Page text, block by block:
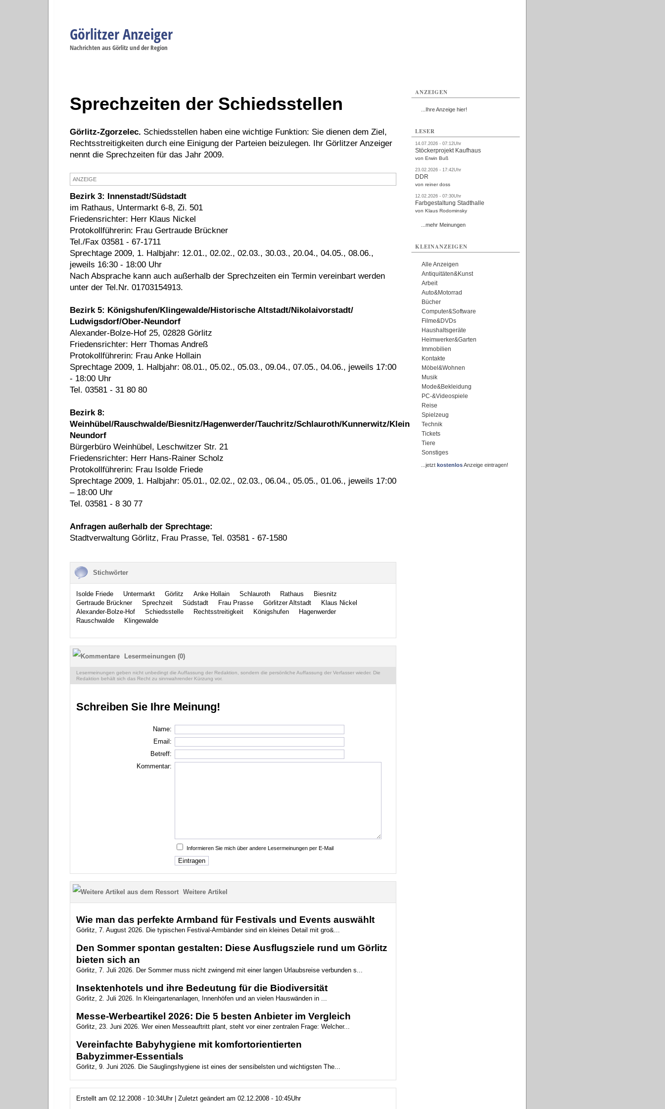
Görlitzer Anzeiger
Nachrichten aus Görlitz und der Region
Sprechzeiten der Schiedsstellen
Görlitz-Zgorzelec. Schiedsstellen haben eine wichtige Funktion: Sie dienen dem Ziel,
Rechtsstreitigkeiten durch eine Einigung der Parteien beizulegen. Ihr Görlitzer Anzeiger
nennt die Sprechzeiten für das Jahr 2009.
ANZEIGE
Bezirk 3: Innenstadt/Südstadt
im Rathaus, Untermarkt 6-8, Zi. 501
Friedensrichter: Herr Klaus Nickel
Protokollführerin: Frau Gertraude Brückner
Tel./Fax 03581 - 67-1711
Sprechtage 2009, 1. Halbjahr: 12.01., 02.02., 02.03., 30.03., 20.04., 04.05., 08.06.,
jeweils 16:30 - 18:00 Uhr
Nach Absprache kann auch außerhalb der Sprechzeiten ein Termin vereinbart werden
unter der Tel.Nr. 01703154913.
Bezirk 5: Königshufen/Klingewalde/Historische Altstadt/Nikolaivorstadt/
Ludwigsdorf/Ober-Neundorf
Alexander-Bolze-Hof 25, 02828 Görlitz
Friedensrichter: Herr Thomas Andreß
Protokollführerin: Frau Anke Hollain
Sprechtage 2009, 1. Halbjahr: 08.01., 05.02., 05.03., 09.04., 07.05., 04.06., jeweils 17:00
- 18:00 Uhr
Tel. 03581 - 31 80 80
Bezirk 8:
Weinhübel/Rauschwalde/Biesnitz/Hagenwerder/Tauchritz/Schlauroth/Kunnerwitz/Klein
Neundorf
Bürgerbüro Weinhübel, Leschwitzer Str. 21
Friedensrichter: Herr Hans-Rainer Scholz
Protokollführerin: Frau Isolde Friede
Sprechtage 2009, 1. Halbjahr: 05.01., 02.02., 02.03., 06.04., 05.05., 01.06., jeweils 17:00
– 18:00 Uhr
Tel. 03581 - 8 30 77
Anfragen außerhalb der Sprechtage:
Stadtverwaltung Görlitz, Frau Prasse, Tel. 03581 - 67-1580
Stichwörter
Isolde Friede Untermarkt Görlitz Anke Hollain Schlauroth Rathaus
Biesnitz
Gertraude Brückner
Sprechzeit Südstadt Frau Prasse Görlitzer Altstadt
Klaus Nickel
Alexander-Bolze-Hof
Schiedsstelle Rechtsstreitigkeit Königshufen
Hagenwerder
Rauschwalde
Klingewalde
Lesermeinungen (0)
Lesermeinungen geben nicht unbedingt die Auffassung der Redaktion, sondern die persönliche Auffassung der Verfasser wieder. Die
Redaktion behält sich das Recht zu sinnwahrender Kürzung vor.
Schreiben Sie Ihre Meinung!
Name:
Email:
Betreff:
Kommentar:
Informieren Sie mich über andere Lesermeinungen per E-Mail
Weitere Artikel
Wie man das perfekte Armband für Festivals und Events auswählt
Görlitz, 7. August 2026. Die typischen Festival-Armbänder sind ein kleines Detail mit gro&...
Den Sommer spontan gestalten: Diese Ausflugsziele rund um Görlitz
bieten sich an
Görlitz, 7. Juli 2026. Der Sommer muss nicht zwingend mit einer langen Urlaubsreise verbunden s...
Insektenhotels und ihre Bedeutung für die Biodiversität
Görlitz, 2. Juli 2026. In Kleingartenanlagen, Innenhöfen und an vielen Hauswänden in ...
Messe-Werbeartikel 2026: Die 5 besten Anbieter im Vergleich
Görlitz, 23. Juni 2026. Wer einen Messeauftritt plant, steht vor einer zentralen Frage: Welcher...
Vereinfachte Babyhygiene mit komfortorientierten
Babyzimmer‑Essentials
Görlitz, 9. Juni 2026. Die Säuglingshygiene ist eines der sensibelsten und wichtigsten The...
Erstellt am 02.12.2008 - 10:34Uhr | Zuletzt geändert am 02.12.2008 - 10:45Uhr
ANZEIGEN
...Ihre Anzeige hier!
LESER
14.07.2026 - 07:12Uhr
Stöckerprojekt Kaufhaus
von Erwin Buß
23.02.2026 - 17:42Uhr
DDR
von reiner doss
12.02.2026 - 07:30Uhr
Farbgestaltung Stadthalle
von Klaus Rodominsky
...mehr Meinungen
KLEINANZEIGEN
Alle Anzeigen
Antiquitäten&Kunst
Arbeit
Auto&Motorrad
Bücher
Computer&Software
Filme&DVDs
Haushaltsgeräte
Heimwerker&Garten
Immobilien
Kontakte
Möbel&Wohnen
Musik
Mode&Bekleidung
PC-&Videospiele
Reise
Spielzeug
Technik
Tickets
Tiere
Sonstiges
...jetzt kostenlosAnzeige eintragen!